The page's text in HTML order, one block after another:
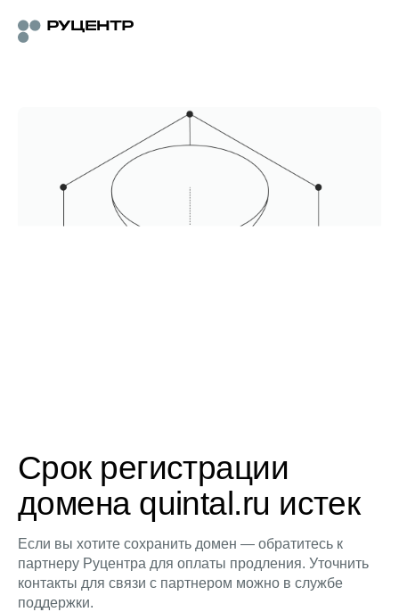
Срок регистрации
домена quintal.ru истек
Если вы хотите сохранить домен — обратитесь к
партнеру Руцентра для оплаты продления. Уточнить
контакты для связи с партнером можно в службе
поддержки.